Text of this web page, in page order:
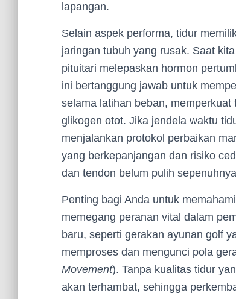
lapangan.
Selain aspek performa, tidur
jaringan tubuh yang rusak. Saat
pituitari melepaskan hormon
ini bertanggung jawab untuk
selama latihan beban,
glikogen otot. Jika jendela waktu
menjalankan protokol perbaikan
yang berkepanjangan dan risiko
dan tendon belum pulih
Penting bagi Anda untuk
memegang peranan vital dalam
baru, seperti gerakan ayunan golf
memproses dan mengunci pola
Movement). Tanpa kualitas tidur
akan terhambat, sehingga